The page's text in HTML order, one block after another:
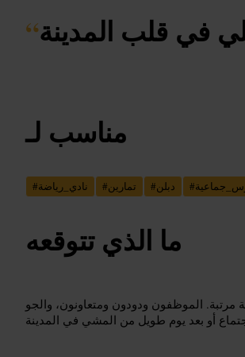
“في قلب المدينة
مناسب لـ
#نادي_رياضة #تمارين #دبلن #
ما الذي تتوقعه
الموظفون ودودون ومتعاونون، والجو